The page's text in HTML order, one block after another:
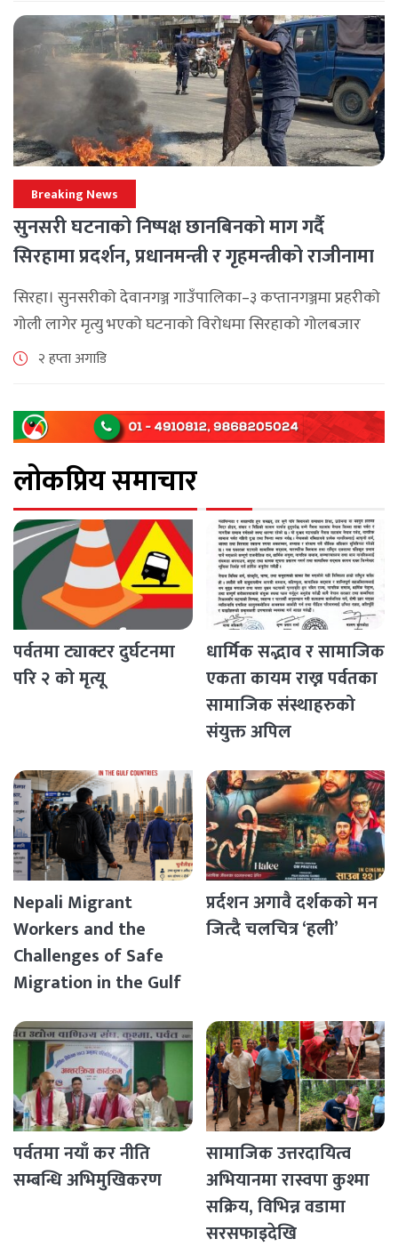
Breaking News
सुनसरी घटनाको निष्पक्ष छानबिनको माग गर्दै
सिरहामा प्रदर्शन, प्रधानमन्त्री र गृहमन्त्रीको राजीनामा
माग
सिरहा। सुनसरीको देवानगञ्ज गाउँपालिका–३ कप्तानगञ्जमा प्रहरीको
गोली लागेर मृत्यु भएको घटनाको विरोधमा सिरहाको गोलबजार
नगरपालिका–८ पुरानो चोक चोहर्वामा स्थानीयले प्रदर्शन गरेका
पश्चिम राजमार्ग अवरुद्ध [...]
२ हप्ता अगाडि
लोकप्रिय समाचार
पर्वतमा ट्याक्टर दुर्घटनमा
परि २ को मृत्यू
धार्मिक सद्भाव र सामाजिक
एकता कायम राख्न पर्वतका
सामाजिक संस्थाहरुको
संयुक्त अपिल
Nepali Migrant
Workers and the
Challenges of Safe
Migration in the Gulf
प्रर्दशन अगावै दर्शकको मन
जित्दै चलचित्र ‘हली’
पर्वतमा नयाँ कर नीति
सम्बन्धि अभिमुखिकरण
सामाजिक उत्तरदायित्व
अभियानमा रास्वपा कुश्मा
सक्रिय, विभिन्न वडामा
सरसफाइदेखि